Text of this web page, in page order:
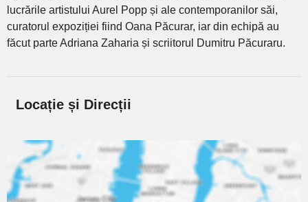
lucrările artistului Aurel Popp și ale contemporanilor săi,
curatorul expoziției fiind Oana Păcurar, iar din echipă au
făcut parte Adriana Zaharia și scriitorul Dumitru Păcuraru.
Locație și Direcții